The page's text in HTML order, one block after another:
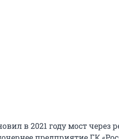
в 2021 году мост через